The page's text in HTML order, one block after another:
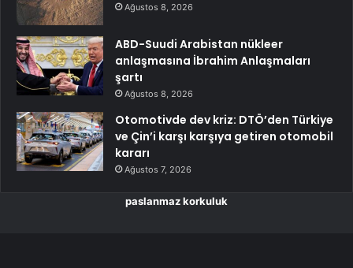
Ağustos 8, 2026
ABD-Suudi Arabistan nükleer
anlaşmasına İbrahim Anlaşmaları
şartı
Ağustos 8, 2026
Otomotivde dev kriz: DTÖ’den Türkiye
ve Çin’i karşı karşıya getiren otomobil
kararı
Ağustos 7, 2026
paslanmaz korkuluk